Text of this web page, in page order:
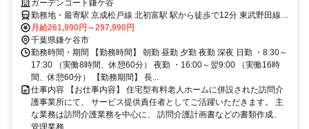
迎！車通勤OK！交通費支給！
ガーデンコート鎌ケ谷
勤務地・最寄駅 京成松戸線 北初富駅 駅から徒歩で12分 東武野田線
鎌ヶ谷駅 駅から徒歩で19分 北総鉄道 大町駅 駅から徒歩で18分 車・
バイクでの通勤OK！
月給261,990円～297,990円
千葉県鎌ケ谷市
勤務時間・期間 【勤務時間】 朝勤 昼勤 夕勤 夜勤 深夜 日勤 ・8:30～
17:30 （実働8時間、休憩60分） 夜勤 ・16:00～翌9:00 （実働16時
間、休憩60分） 【勤務期間】 長...
仕事内容 【お仕事内容】 住宅型有料老人ホームに併設された訪問介
護事業所にて、 サービス提供責任者としてご活躍いただきます。 主
な業務は訪問介護業務を中心に、 訪問介護計画書などの書類作成、
管理業務...